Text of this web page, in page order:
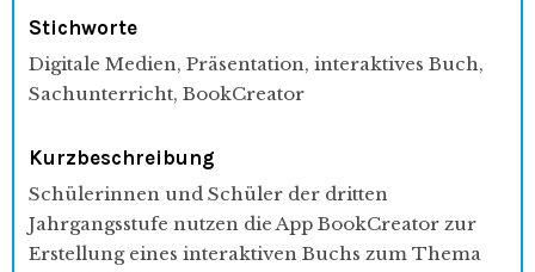
Stichworte
Digitale Medien, Präsentation, interaktives Buch,
Sachunterricht, BookCreator
Kurzbeschreibung
Schülerinnen und Schüler der dritten
Jahrgangsstufe nutzen die App BookCreator zur
Erstellung eines interaktiven Buchs zum Thema